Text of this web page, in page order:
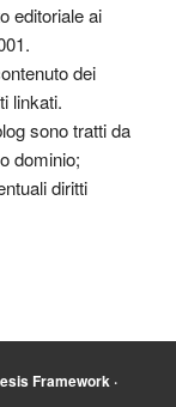
editoriale ai
dei
linkati.
sono tratti da
dominio;
diritti
Framework·